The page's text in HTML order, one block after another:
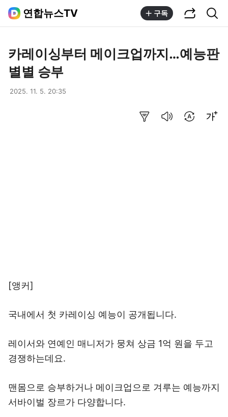
연합뉴스TV 구독
카레이싱부터 메이크업까지…예능판
별별 승부
2025. 11. 5. 20:35
[앵커]
국내에서 첫 카레이싱 예능이 공개됩니다.
레이서와 연예인 매니저가 뭉쳐 상금 1억 원을 두고
경쟁하는데요.
맨몸으로 승부하거나 메이크업으로 겨루는 예능까지
서바이벌 장르가 다양합니다.